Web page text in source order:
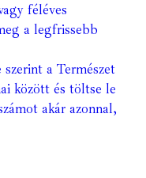
féléves
a legfrissebb
szerint a Természet
között és töltse le
akár azonnal,